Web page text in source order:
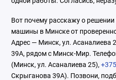
Вот почему расскажу о
машины в Минске от
Адрес — Минск, ул. Асаналиева
39А, рядом с Минск-Мир.
(Минск, ул. Асаналиева 25),
Скрыганова 39А). Позвони,